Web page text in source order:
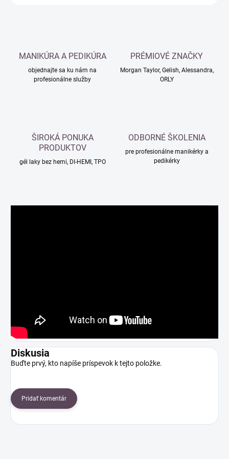
MANIKÚRA A PEDIKÚRA
objednajte sa ku nám na
profesionálne služby
PRÉMIOVÉ ZNAČKY
Morgan Taylor, Gelish, Alessandra,
ORLY
ŠIROKÁ PONUKA
PRODUKTOV
gél laky bez hemi, DI-HEMI, TPO
ODBORNÉ ŠKOLENIA
pre profesionálne manikérky a
pedikérky
Diskusia
Buďte prvý, kto napíše príspevok k tejto položke.
Pridať komentár